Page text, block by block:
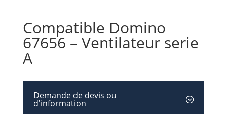
Compatible Domino
67656 – Ventilateur serie
A
Demande de devis ou
d'information